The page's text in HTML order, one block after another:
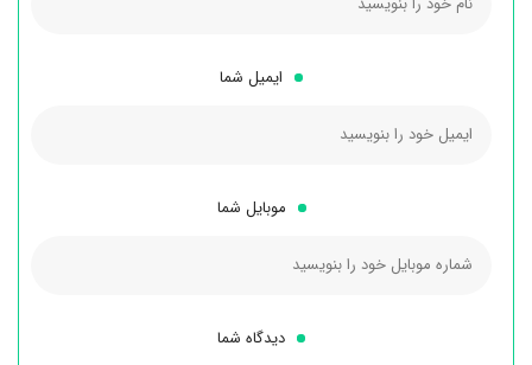
ایمیل شما
موبایل شما
دیدگاه شما